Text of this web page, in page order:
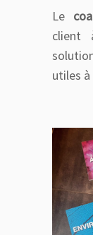
Le
client
utiles